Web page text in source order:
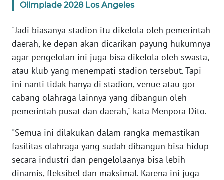
Olimpiade 2028 Los Angeles
"Jadi biasanya stadion itu dikelola oleh pemerintah
daerah, ke depan akan dicarikan payung hukumnya
agar pengelolan ini juga bisa dikelola oleh swasta,
atau klub yang menempati stadion tersebut. Tapi
ini nanti tidak hanya di stadion, venue atau gor
cabang olahraga lainnya yang dibangun oleh
pemerintah pusat dan daerah," kata Menpora Dito.
"Semua ini dilakukan dalam rangka memastikan
fasilitas olahraga yang sudah dibangun bisa hidup
secara industri dan pengelolaanya bisa lebih
dinamis, fleksibel dan maksimal. Karena ini juga
BANTEN
WN
NTT
WN
KEPRI
PAPUA
WN
BARAT